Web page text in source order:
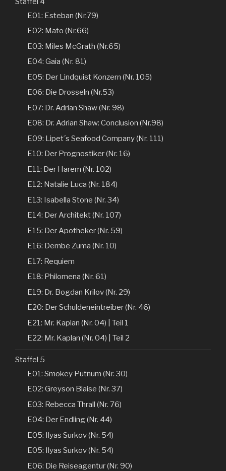
E01: Esteban (Nr.79)
E02: Mato (Nr.66)
E03: Miles McGrath (Nr.65)
E04: Gaia (Nr. 81)
E05: Der Lindquist Konzern (Nr. 105)
E06: Die Drosseln (Nr.53)
E07: Dr. Adrian Shaw (Nr. 98)
E08: Dr. Adrian Shaw: Conclusion (Nr.98)
E09: Lipet´s Seafood Company (Nr. 111)
E10: Der Prognostiker (Nr. 16)
E11: Der Harem (Nr. 102)
E12: Natalie Luca (Nr. 184)
E13: Isabella Stone (Nr. 34)
E14: Der Architekt (Nr. 107)
E15: Der Apotheker (Nr. 59)
E16: Dembe Zuma (Nr. 10)
E17: Requiem
E18: Philomena (Nr. 61)
E19: Dr. Bogdan Krilov (Nr. 29)
E20: Der Schuldeneintreiber (Nr. 46)
E21: Mr. Kaplan (Nr. 04) | Teil 1
E22: Mr. Kaplan (Nr. 04) | Teil 2
Staffel 5
E01: Smokey Putnum (Nr. 30)
E02: Greyson Blaise (Nr. 37)
E03: Rebecca Thrall (Nr. 76)
E04: Der Endling (Nr. 44)
E05: Ilyas Surkov (Nr. 54)
E05: Ilyas Surkov (Nr. 54)
E06: Die Reiseagentur (Nr. 90)